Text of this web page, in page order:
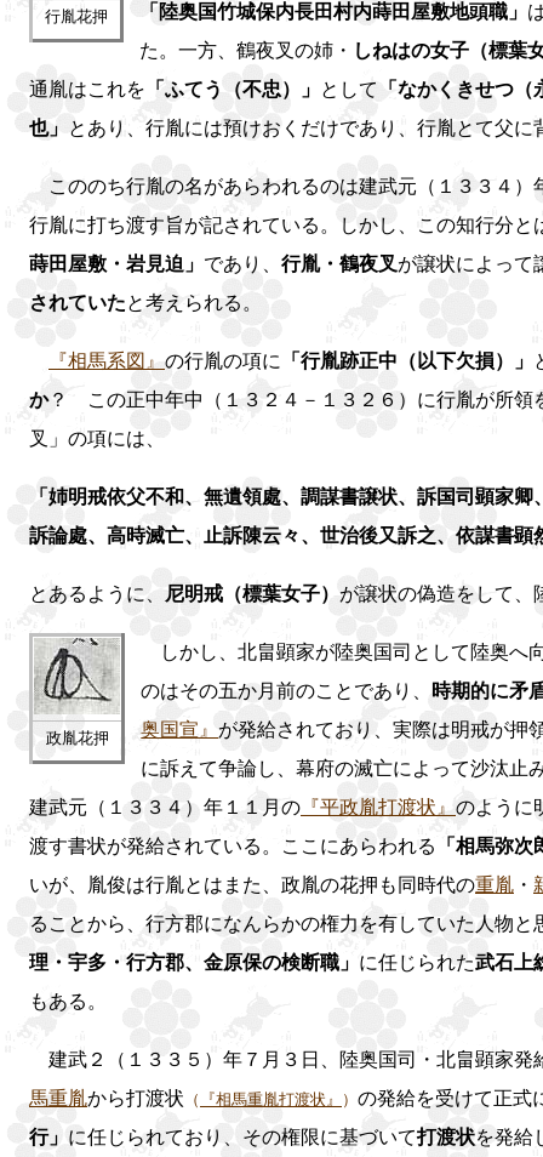
行胤花押
「陸奥国竹城保内長田村内蒔田屋敷地頭職」
た。一方、鶴夜叉の姉・ しねはの女子（標葉
通胤はこれを 「ふてう（不忠）」 として
「なかくきせつ
也」 とあり、行胤には預けおくだけであり、行胤とて父
こののち行胤の名があらわれるのは建武元（１３３４）
行胤に打ち渡す旨が記されている。しかし、この知行分と
蒔田屋敷・岩見迫」 であり、 行胤・鶴夜叉 が譲状によって
されていたと考えられる。
『相馬系図』 の行胤の項に 「行胤跡正中（以下欠損）」
か？ この正中年中（１３２４－１３２６）に行胤が所領
叉」の項には、
「姉明戒依父不和、無遺領處、調謀書譲状、訴国司顕家
訴論處、高時滅亡、止訴陳云々、世治後又訴之、依謀書顕
とあるように、 尼明戒（標葉女子） が譲状の偽造をして、
政胤花押
しかし、北畠顕家が陸奥国司として陸奥へ
のはその五か月前のことであり、 時期的に矛
奥国宣』が発給されており、実際は明戒が押
に訴えて争論し、幕府の滅亡によって沙汰止
建武元（１３３４）年１１月の 『平政胤打渡状』 のように
渡す書状が発給されている。ここにあらわれる
「相馬弥次
いが、胤俊は行胤とはまた、政胤の花押も同時代の重胤 ・
ることから、行方郡になんらかの権力を有していた人物
理・宇多・行方郡、金原保の検断職」 に任じられた武石上
もある。
建武２（１３３５）年７月３日、陸奥国司・北畠顕家発
馬重胤から打渡状 （ 『相馬重胤打渡状』 ） の発給を受けて正式
行」 に任じられており、その権限に基づいて打渡状を発給